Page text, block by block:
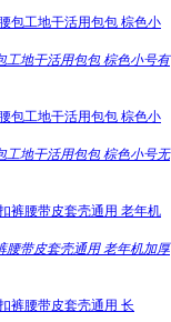
工地干活用包包 棕色小号有
工地干活用包包 棕色小号无
腰带皮套壳通用 老年机加厚